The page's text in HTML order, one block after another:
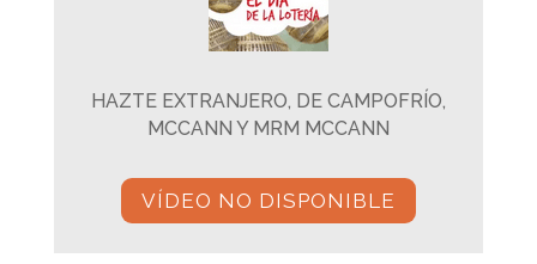
HAZTE EXTRANJERO, DE CAMPOFRÍO,
MCCANN Y MRM MCCANN
VÍDEO NO DISPONIBLE